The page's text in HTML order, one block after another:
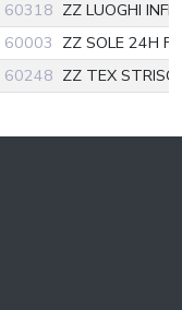
60318 ZZ LUOGHI
60003 ZZ SOLE 24H
60248 ZZ TEX